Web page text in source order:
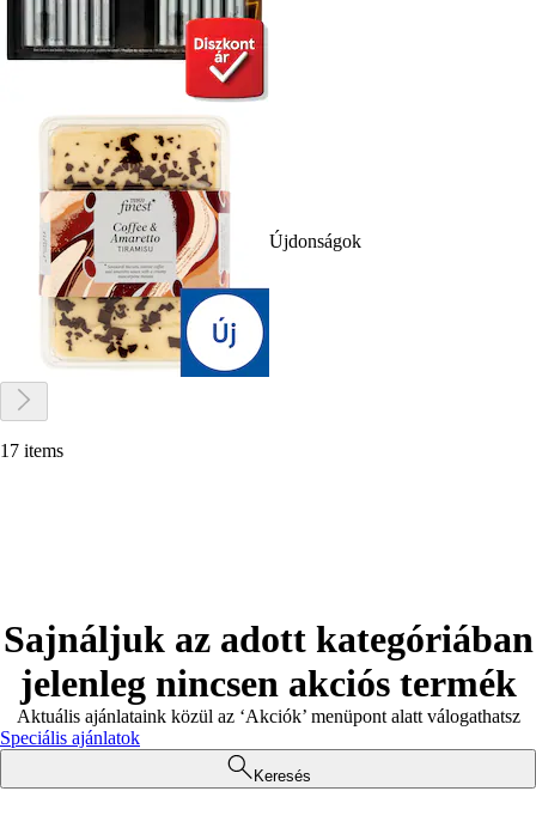
Újdonságok
17 items
Sajnáljuk az adott kategóriában
jelenleg nincsen akciós termék
Aktuális ajánlataink közül az ‘Akciók’ menüpont alatt válogathatsz
Speciális ajánlatok
Keresés